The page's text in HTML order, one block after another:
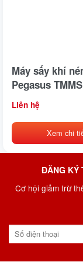
Máy sấy khí
Pegasus
Liên hệ
Xem chi
ĐĂNG KÝ
Cơ hội giảm trừ